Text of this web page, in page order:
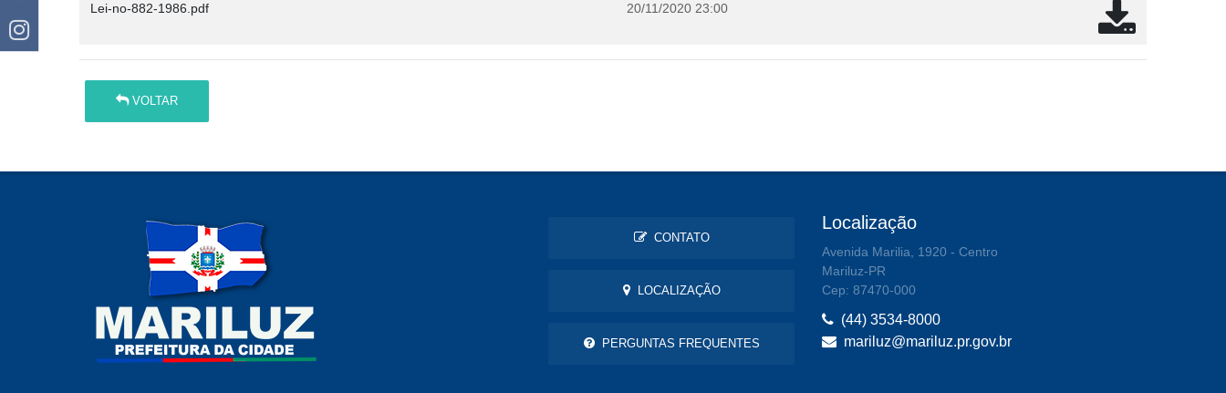
Lei-no-882-1986.pdf 20/11/2020 23:00
VOLTAR
CONTATO
LOCALIZAÇÃO
PERGUNTAS FREQUENTES
Localização
Avenida Marilia, 1920 - Centro
Mariluz-PR
Cep: 87470-000
(44) 3534-8000
mariluz@mariluz.pr.gov.br